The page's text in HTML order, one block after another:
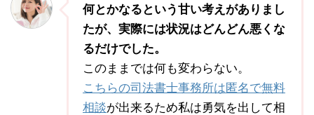
何とかなるという甘い考えがありまし
たが、実際には状況はどんどん悪くな
るだけでした。
このままでは何も変わらない。
こちらの司法書士事務所は匿名で無料
相談が出来るため私は勇気を出して相